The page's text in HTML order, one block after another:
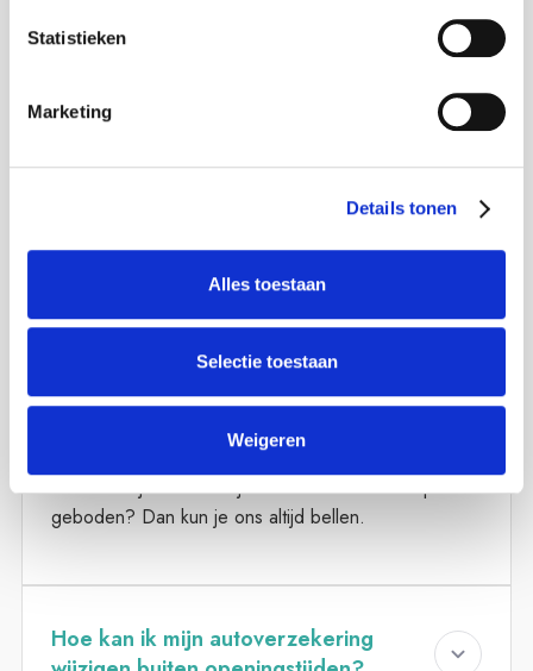
Statistieken
Marketing
Details tonen
Alles toestaan
Selectie toestaan
Weigeren
machtigingsformulier vinden?
Jij vindt het makkelijk dat wij automatisch incasseren.
Dat kunnen wij voor jou regelen. Stuur het ingevulde
Waar kan ik mijn schade melden?
Bovenaan de website kun je op "Schade melden"
klikken om je schade bij ons te melden. Is er spoed
geboden? Dan kun je ons altijd bellen.
Hoe kan ik mijn autoverzekering